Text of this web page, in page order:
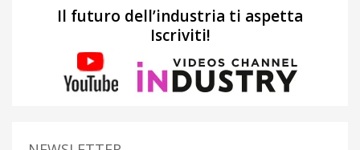
Il futuro dell’industria ti aspetta
Iscriviti!